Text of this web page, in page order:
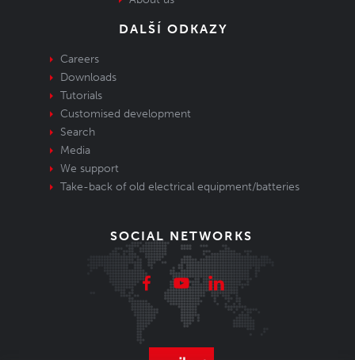
DALŠÍ ODKAZY
Careers
Downloads
Tutorials
Customised development
Search
Media
We support
Take-back of old electrical equipment/batteries
SOCIAL NETWORKS